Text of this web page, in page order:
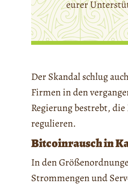
eurer
Der Skandal schlug
Firmen in den
Regierung bestrebt,
regulieren.
Bitcoinrausch in
In den
Strommengen und